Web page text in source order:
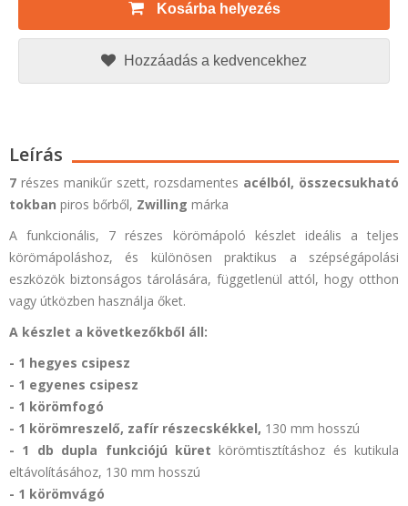
Kosárba helyezés
Hozzáadás a kedvencekhez
Leírás
7 részes manikűr szett, rozsdamentes acélból, összecsukható
tokban piros bőrből, Zwilling márka
A funkcionális, 7 részes körömápoló készlet ideális a teljes
körömápoláshoz, és különösen praktikus a szépségápolási
eszközök biztonságos tárolására, függetlenül attól, hogy otthon
vagy útközben használja őket.
A készlet a következőkből áll:
- 1 hegyes csipesz
- 1 egyenes csipesz
- 1 körömfogó
- 1 körömreszelő, zafír részecskékkel, 130 mm hosszú
- 1 db dupla funkciójú küret körömtisztításhoz és kutikula
eltávolításához, 130 mm hosszú
- 1 körömvágó